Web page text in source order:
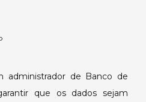
Capítulo
4
administrador de Banco de
que os dados sejam